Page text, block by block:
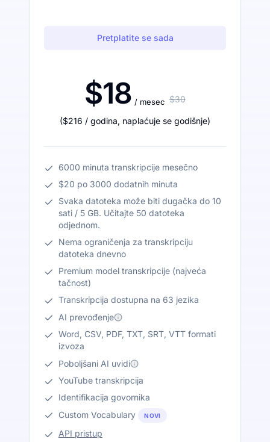
Pretplatite se sada
$18 / mesec $30
($216 / godina, naplaćuje se godišnje)
6000 minuta transkripcije mesečno
$20 po 3000 dodatnih minuta
Svaka datoteka može biti dugačka do 10
sati / 5 GB. Učitajte 50 datoteka
odjednom.
Nema ograničenja za transkripciju
datoteka dnevno
Premium model transkripcije (najveća
tačnost)
Transkripcija dostupna na 63 jezika
AI prevođenje
Word, CSV, PDF, TXT, SRT, VTT formati
izvoza
Poboljšani AI uvidi
YouTube transkripcija
Identifikacija govornika
Custom Vocabulary
NOVI
API pristup